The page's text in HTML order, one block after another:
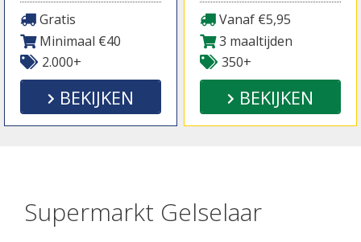
Gratis
Minimaal €40
2.000+
BEKIJKEN
Vanaf €5,95
3 maaltijden
350+
BEKIJKEN
Supermarkt Gelselaar